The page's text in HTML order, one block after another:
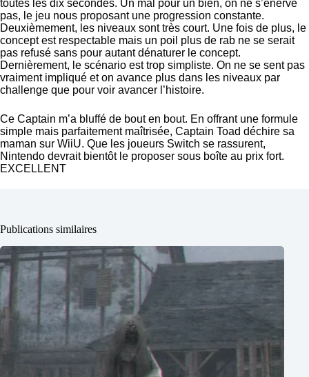
toutes les dix secondes. Un mal pour un bien, on ne s’énerve
pas, le jeu nous proposant une progression constante.
Deuxièmement, les niveaux sont très court. Une fois de plus, le
concept est respectable mais un poil plus de rab ne se serait
pas refusé sans pour autant dénaturer le concept.
Dernièrement, le scénario est trop simpliste. On ne se sent pas
vraiment impliqué et on avance plus dans les niveaux par
challenge que pour voir avancer l’histoire.
Ce Captain m’a bluffé de bout en bout. En offrant une formule
simple mais parfaitement maîtrisée, Captain Toad déchire sa
maman sur WiiU. Que les joueurs Switch se rassurent,
Nintendo devrait bientôt le proposer sous boîte au prix fort.
EXCELLENT
Publications similaires